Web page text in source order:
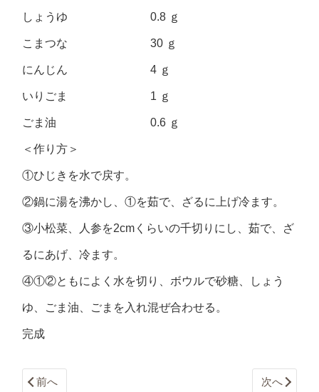
しょうゆ 0.8 ｇ
こまつな 30 ｇ
にんじん 4 ｇ
いりごま 1 ｇ
ごま油 0.6 ｇ
＜作り方＞
①ひじきを水で戻す。
②鍋に湯を沸かし、①を茹で、ざるに上げ冷ます。
③小松菜、人参を2cmくらいの千切りにし、茹で、ざ
るにあげ、冷ます。
④①②ともによく水を切り、ボウルで砂糖、しょう
ゆ、ごま油、ごまを入れ混ぜ合わせる。
完成
前へ 次へ